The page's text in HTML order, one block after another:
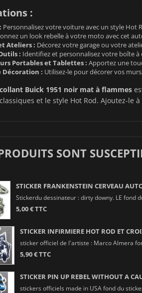
:
Personnalisez votre voiture avec un style Hot
un look rebelle à votre moto avec cet
Ateliers : Décorez votre garage ou votre
: Identifiez et personnalisez votre boîte
Portables et Tablettes : Apportez une
Décoration : Utilisez-le pour décorer vos
Buick 1951 noir mat à flammes
et le style Hot Rod. Ajoutez-le
SONT
STICKER FRANKENSTEIN CERVEAU
Stickerdu dessinateur : dirty downy. LE fond
5,00 € TTC
STICKER INFIRMIERE HOT ROD ET
sticker officiel de l'artiste : Marco Almera
5,90 € TTC
STICKER PIN UP REBEL WITHOUT A
stickers officiels made in USA fond du